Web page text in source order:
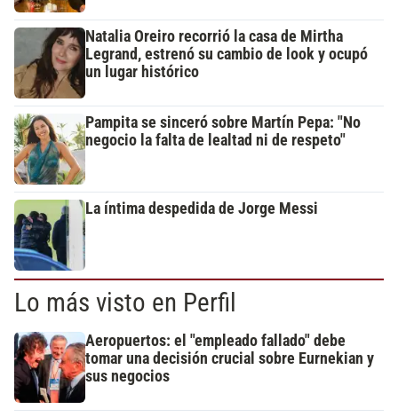
Natalia Oreiro recorrió la casa de Mirtha
Legrand, estrenó su cambio de look y ocupó
un lugar histórico
Pampita se sinceró sobre Martín Pepa: "No
negocio la falta de lealtad ni de respeto"
La íntima despedida de Jorge Messi
Lo más visto en Perfil
Aeropuertos: el "empleado fallado" debe
tomar una decisión crucial sobre Eurnekian y
sus negocios